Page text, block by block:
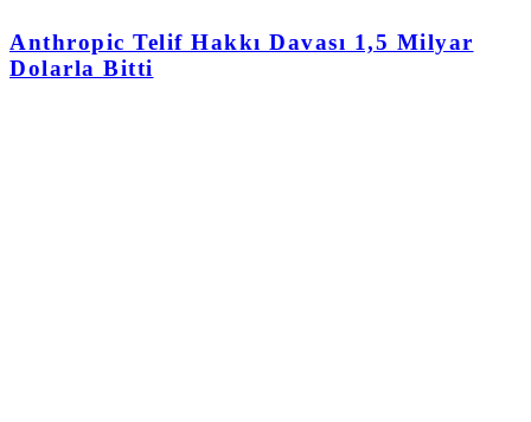
Anthropic Telif Hakkı Davası 1,5 Milyar
Dolarla Bitti